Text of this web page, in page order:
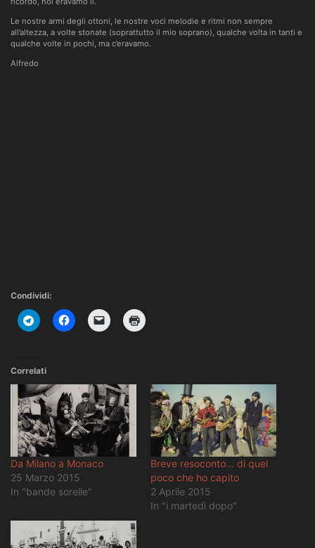
Le nostre armi degli ottoni, le nostre voci melodie e ritmi non sempre
all’altezza, a volte stonate (soprattutto il mio soprano), qualche volta in tanti e
qualche volte in pochi, ma c’eravamo.
Alfredo
Condividi:
Correlati
Da Milano a Monaco
25 Marzo 2015
In "bande sorelle"
Breve resoconto… di quel
poco che ho capito
2 Aprile 2015
In "i martedì dopo"